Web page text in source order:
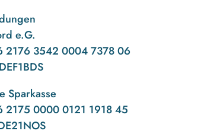
e.G.
2176 3542 0004 7378 06
Sparkasse
2175 0000 0121 1918 45